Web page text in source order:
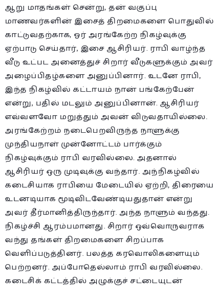
ஆறு மாதங்கள் சென்று, தன் வகுப்பு
மாணவர்களின் இசைத் திறமைகளை பொதுவில்
காட்டுவதற்காக, ஓர் அரங்கேற்ற நிகழ்வுக்கு
ஏற்பாடு செய்தார், இசை ஆசிரியர். ராபி வாழ்ந்த
வீடு உட்பட அனைத்துச் சிறார் வீடுகளுக்கும் அவர்
அழைப்பிதழ்களை அனுப்பினார். உடனே ராபி,
இந்த நிகழ்வில் கட்டாயம் நான் பங்கேற்பேன்
என்று, பதில் மடலும் அனுப்பினான். ஆசிரியர்
எவ்வளவோ மறுத்தும் அவன் விடுவதாயில்லை.
அரங்கேற்றம் நடைபெறவிருந்த நாளுக்கு
முந்தியநாள் முன்னோட்டம் பார்க்கும்
நிகழ்வுக்கும் ராபி வரவில்லை. அதனால்
ஆசிரியர் ஒரு முடிவுக்கு வந்தார். அந்நிகழ்வில்
கடைசியாக ராபியை மேடையில் ஏற்றி, திரையை
உடனடியாக மூடிவிடவேண்டியதுதான் என்று
அவர் தீர்மானித்திருந்தார். அந்த நாளும் வந்தது.
நிகழ்ச்சி ஆரம்பமானது. சிறார் ஒவ்வொருவராக
வந்து தங்கள் திறமைகளை சிறப்பாக
வெளிப்படுத்தினர். பலத்த கரவொலிகளையும்
பெற்றனர். அப்போதெல்லாம் ராபி வரவில்லை.
கடைசிக் கட்டத்தில் அழுக்குச் சட்டையுடன்